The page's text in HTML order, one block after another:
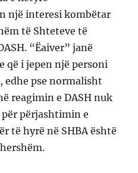
një interesi kombëtar
të Shteteve të
“Ëaiver” janë
që i jepen një personi
edhe pse normalisht
reagimin e DASH nuk
përjashtimin e
të hyrë në SHBA është